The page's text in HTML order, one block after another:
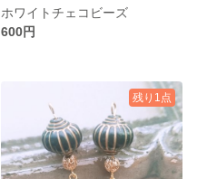
ホワイトチェコビーズ
600円
残り1点